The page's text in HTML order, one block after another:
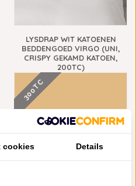
LYSDRAP WIT KATOENEN
BEDDENGOED VIRGO (UNI,
CRISPY GEKAMD KATOEN,
200TC)
€148,00
300TC
cookies Details